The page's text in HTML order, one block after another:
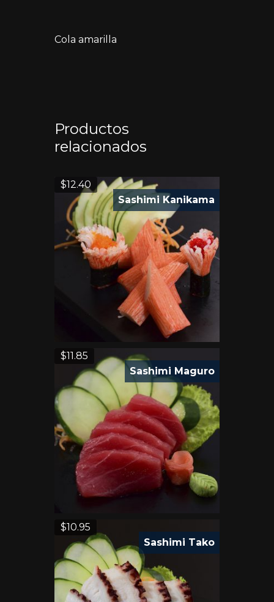
Cola amarilla
Productos
relacionados
Sashimi Kanikama
$12.40
Sashimi Maguro
$11.85
Sashimi Tako
$10.95